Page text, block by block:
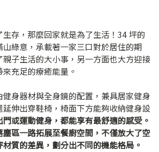
存，那麼回家就是為了生活！34 坪的
綠意，承載著一家三口對於居住的期
子生活的大小事，另一方面也大方迎接
充足的療癒能量。
身器材與全身鏡的配置，兼具居家健身
伸出穿鞋椅，椅面下方能夠收納健身設
或運動健身，都能享有最舒適的感受。
區一路拓展至餐廚空間，不僅放大了空
質的差異，劃分出不同的機能格局。